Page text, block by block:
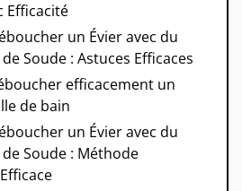
Efficacité
un Évier avec du
Soude : Astuces Efficaces
efficacement un
de bain
un Évier avec du
Soude : Méthode